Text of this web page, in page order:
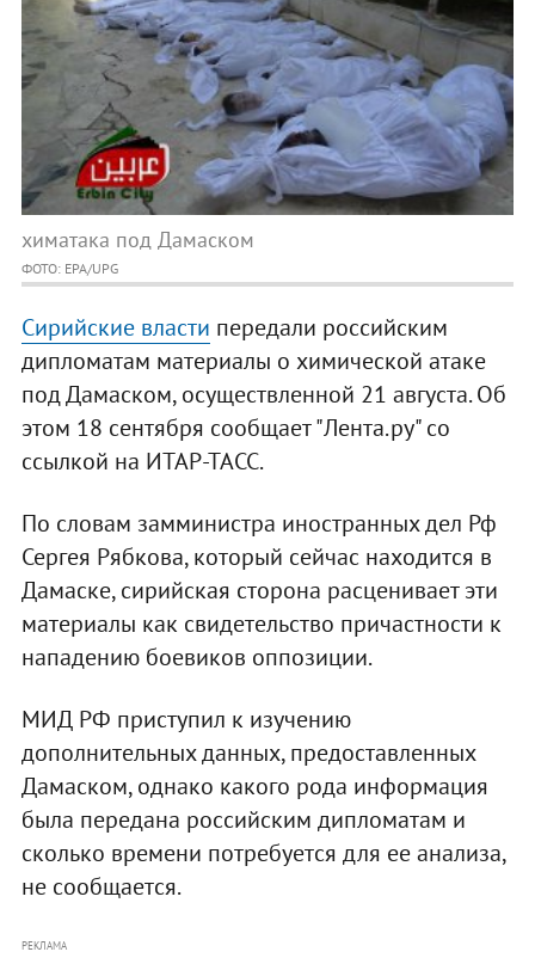
химатака под Дамаском
ФОТО: EPA/UPG
Сирийские власти передали российским
дипломатам материалы о химической атаке
под Дамаском, осуществленной 21 августа. Об
этом 18 сентября сообщает "Лента.ру" со
ссылкой на ИТАР-ТАСС.
По словам замминистра иностранных дел Рф
Сергея Рябкова, который сейчас находится в
Дамаске, сирийская сторона расценивает эти
материалы как свидетельство причастности к
нападению боевиков оппозиции.
МИД РФ приступил к изучению
дополнительных данных, предоставленных
Дамаском, однако какого рода информация
была передана российским дипломатам и
сколько времени потребуется для ее анализа,
не сообщается.
РЕКЛАМА